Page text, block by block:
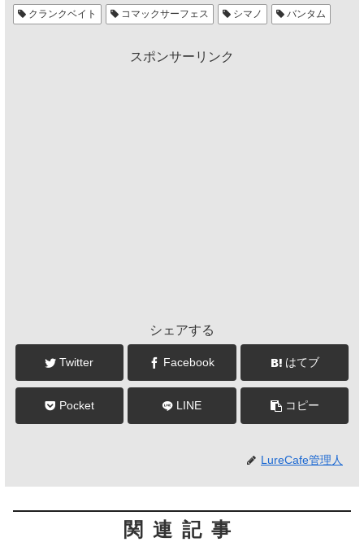
クランクベイト コマックサーフェス シマノ バンタム
スポンサーリンク
シェアする
Twitter Facebook はてブ
Pocket LINE コピー
LureCafe管理人
関連記事